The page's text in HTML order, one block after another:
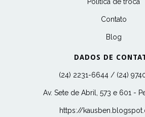
Contato
Blog
DADOS DE
(24) 2231-6644 / (24)
Av. Sete de Abril, 573 e 601 -
https://